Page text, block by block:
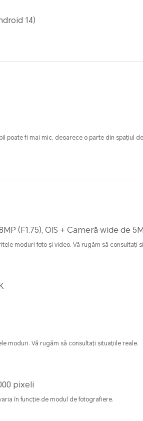
14)
poate fi mai mic, deoarece o parte din spațiul
(F1.75), OIS + Cameră wide de
moduri foto și video. Vă rugăm să consultați
moduri. Vă rugăm să consultați situațiile reale.
pixeli
în funcție de modul de fotografiere.